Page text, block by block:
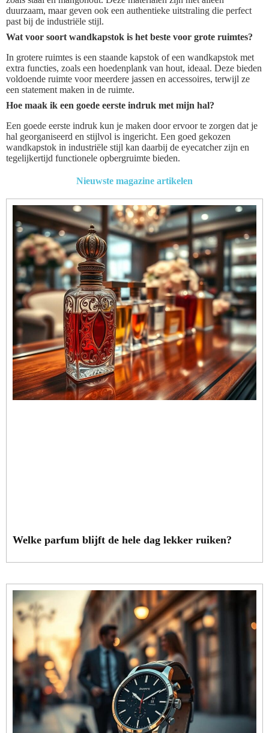
duurzaam, maar geven ook een authentieke uitstraling die perfect
past bij de industriële stijl.
Wat voor soort wandkapstok is het beste voor grote ruimtes?
In grotere ruimtes is een staande kapstok of een wandkapstok met
extra functies, zoals een hoedenplank van hout, ideaal. Deze bieden
voldoende ruimte voor meerdere jassen en accessoires, terwijl ze
een statement maken in de ruimte.
Hoe maak ik een goede eerste indruk met mijn hal?
Een goede eerste indruk kun je maken door ervoor te zorgen dat je
hal georganiseerd en stijlvol is ingericht. Een goed gekozen
wandkapstok in industriële stijl kan daarbij de eyecatcher zijn en
tegelijkertijd functionele opbergruimte bieden.
Nieuwste magazine artikelen
Welke parfum blijft de hele dag lekker ruiken?